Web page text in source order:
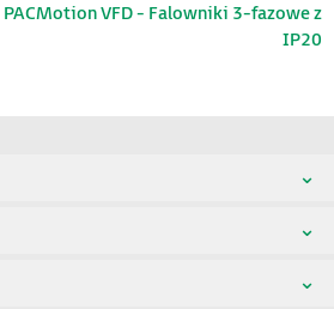
PACMotion VFD - Falowniki 3-fazowe z
IP20